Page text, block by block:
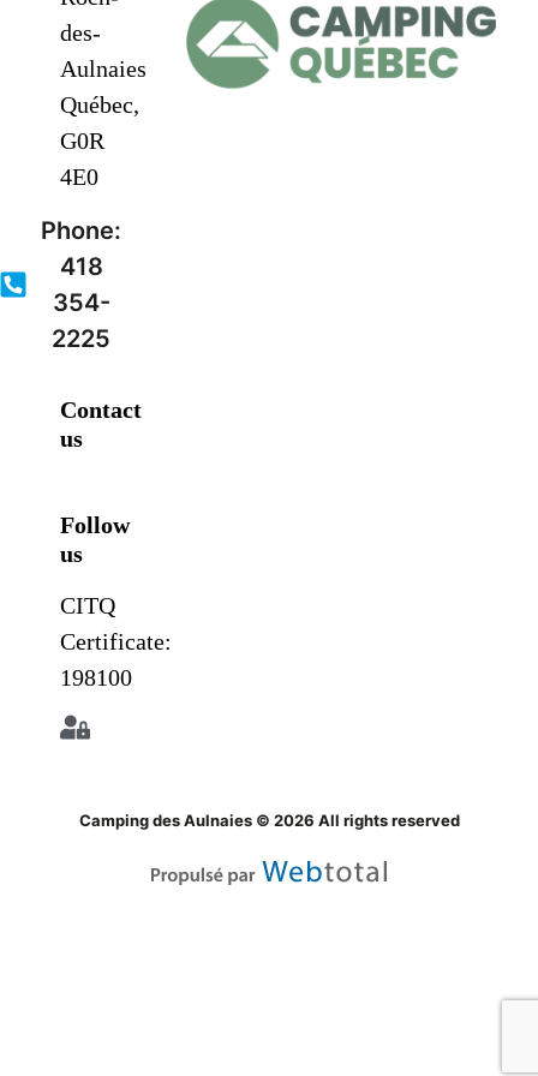
des-
Aulnaies
Québec,
G0R
4E0
Phone:
418
354-
2225
Contact
us
Follow
us
CITQ
Certificate:
198100
Camping des Aulnaies © 2026 All rights reserved